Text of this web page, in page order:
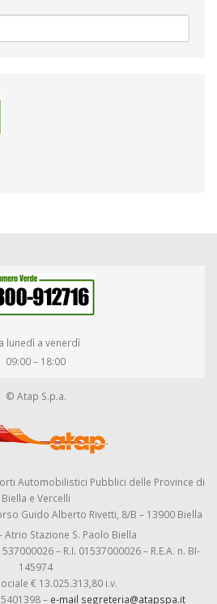
lunedì a venerdì
09:00 – 18:00
© Atap S.p.a.
Automobilistici Pubblici delle Province di
Biella e Vercelli
Guido Alberto Rivetti, 8/B – 13900 Biella
Atrio Stazione S. Paolo Biella
– R.I. 01537000026 – R.E.A. n. BI-
145974
€ 13.025.313,80 i.v.
– e-mail segreteria@atapspa.it